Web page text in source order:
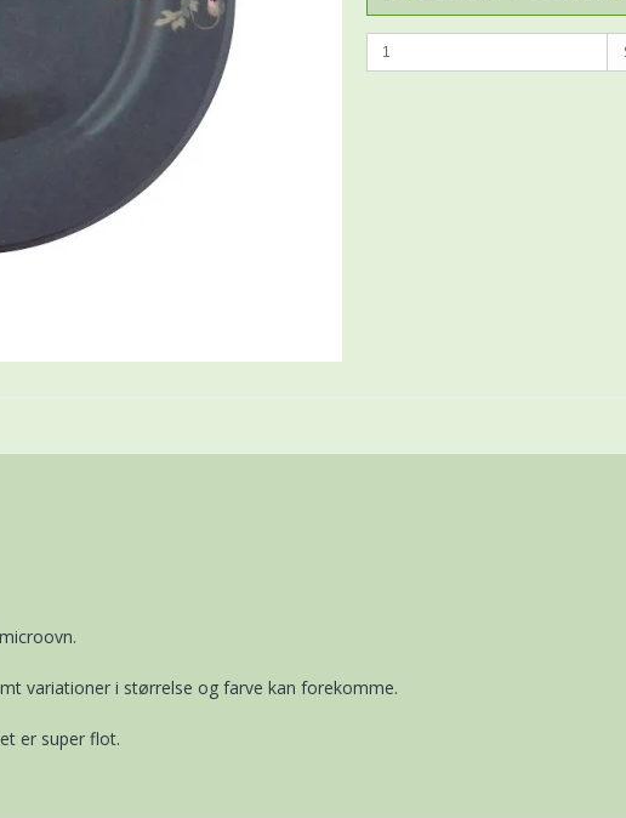
variationer i størrelse og farve kan forekomme.
er super flot.